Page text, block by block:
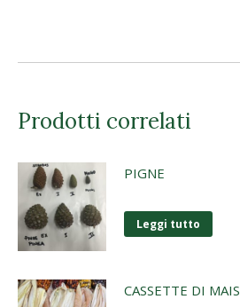
Prodotti correlati
PIGNE
Leggi tutto
CASSETTE DI MAIS